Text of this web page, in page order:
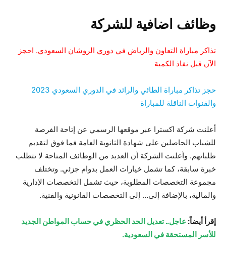
وظائف اضافية للشركة
تذاكر مباراة التعاون والرياض في دوري الروشان السعودي. احجز
الآن قبل نفاذ الكمية
حجز تذاكر مباراة الطائي والرائد في الدوري السعودي 2023
والقنوات الناقلة للمباراة
أعلنت شركة اكسترا عبر موقعها الرسمي عن إتاحة الفرصة
للشباب الحاصلين على شهادة الثانوية العامة فما فوق لتقديم
طلباتهم. وأعلنت الشركة أن العديد من الوظائف المتاحة لا تتطلب
خبرة سابقة، كما تشمل خيارات العمل بدوام جزئي. وتختلف
مجموعة التخصصات المطلوبة، حيث تشمل التخصصات الإدارية
والمالية، بالإضافة إلى… إلى التخصصات القانونية والفنية.
إقرأ أيضاً: عاجل.. تعديل الحد الحظري في حساب المواطن الجديد
للأسر المستحقة في السعودية.